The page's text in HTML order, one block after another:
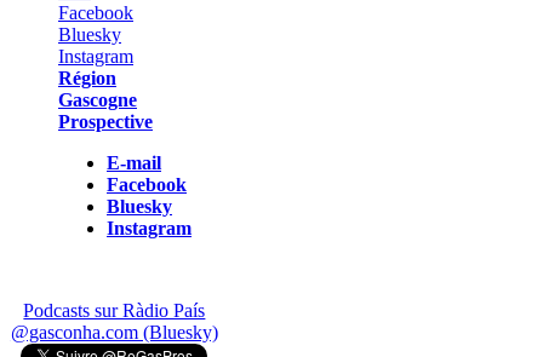
Région
Gascogne
Prospective
E-mail
Facebook
Bluesky
Instagram
Podcasts sur Ràdio País
@gasconha.com (Bluesky)